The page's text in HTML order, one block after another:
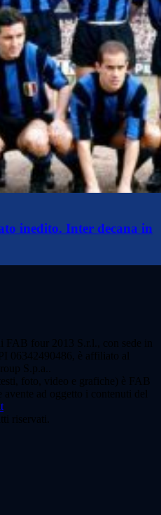
inedito. Inter decana in
four 2013 S.r.l., con sede in
06342490486, è affiliato al
S.p.a..
foto, video e grafiche) è FAB
ad oggetto i contenuti del
riservati.